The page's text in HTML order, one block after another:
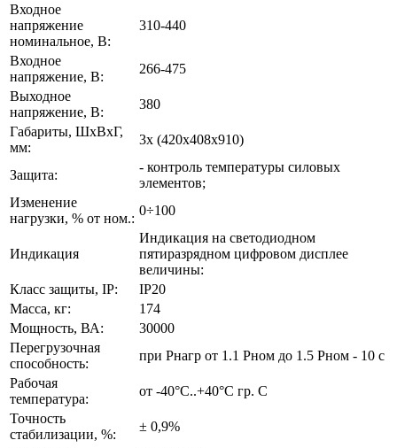
Входное
напряжение
номинальное, В:
310-440
Входное
напряжение, В:
266-475
Выходное
напряжение, В:
380
Габариты, ШхВхГ,
мм:
3х (420х408х910)
Защита:
- контроль температуры силовых
элементов;
Изменение
нагрузки, % от ном.:
0÷100
Индикация
Индикация на светодиодном
пятиразрядном цифровом дисплее
величины:
Класс защиты, IP:
IP20
Масса, кг:
174
Мощность, ВА:
30000
Перегрузочная
способность:
при Рнагр от 1.1 Рном до 1.5 Рном - 10 с
Рабочая
температура:
от -40°С..+40°С гр. С
Точность
стабилизации, %:
± 0,9%